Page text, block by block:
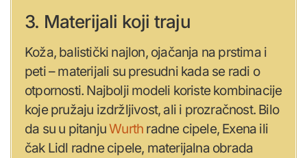
3. Materijali koji traju
Koža, balistički najlon, ojačanja na prstima i
peti – materijali su presudni kada se radi o
otpornosti. Najbolji modeli koriste kombinacije
koje pružaju izdržljivost, ali i prozračnost. Bilo
da su u pitanjuWurth radne cipele, Exena ili
čak Lidl radne cipele, materijalna obrada